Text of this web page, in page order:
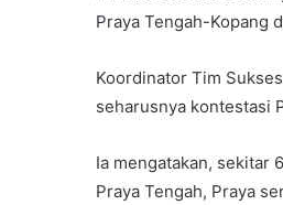
Praya Tengah-Kopang
Koordinator Tim
seharusnya kontestasi
Ia mengatakan, sekitar
Praya Tengah, Praya